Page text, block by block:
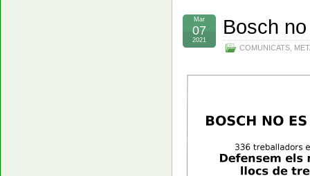
Bosch
COMUNICATS
Mar
07
2021